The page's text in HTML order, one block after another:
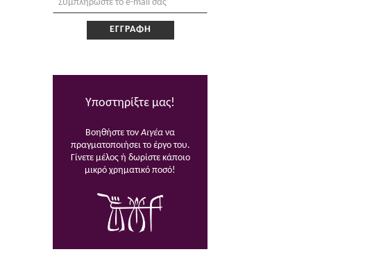
Υποστηρίξτε μας!
Βοηθήστε τονΑιγέα να
πραγματοποιήσει το έργο του.
Γίνετε μέλος ή δωρίστε κάποιο
μικρό χρηματικό ποσό!